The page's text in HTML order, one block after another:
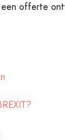
offerte